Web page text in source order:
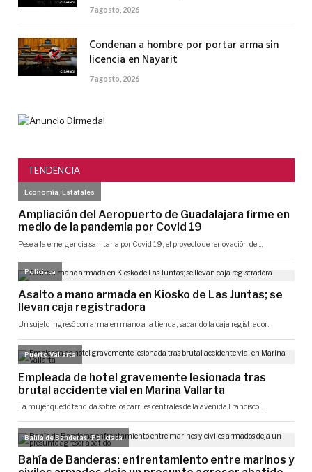
7 agosto, 2026
Condenan a hombre por portar arma sin
licencia en Nayarit
7 agosto, 2026
TENDENCIA